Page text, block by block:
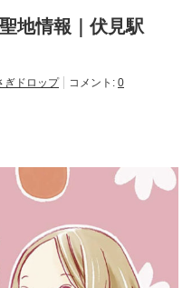
地情報｜伏見駅
ぎドロップ コメント: 0